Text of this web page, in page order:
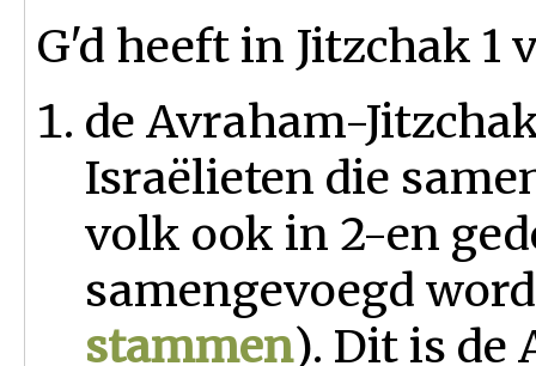
G'd heeft in Jitzchak 1
de Avraham-
Israëlieten die
volk ook in 2-en
samengevoegd
stammen). Dit is de